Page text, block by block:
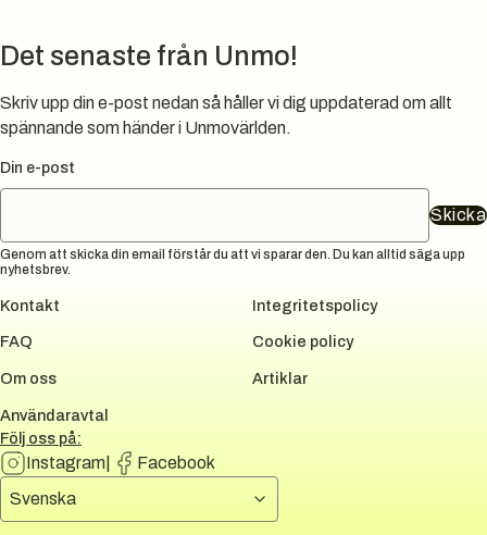
Det senaste från Unmo!
Skriv upp din e-post nedan så håller vi dig uppdaterad om allt
spännande som händer i Unmovärlden.
Din e-post
Skicka
Genom att skicka din email förstår du att vi sparar den. Du kan alltid säga upp
nyhetsbrev.
Kontakt
FAQ
Om oss
Användaravtal
Integritetspolicy
Cookie policy
Artiklar
Följ oss på:
Instagram
Facebook
Välj språk
Svenska